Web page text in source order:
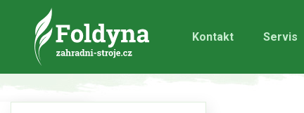
Kontakt Servis